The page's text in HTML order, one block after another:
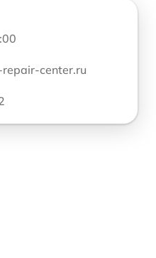
center.ru